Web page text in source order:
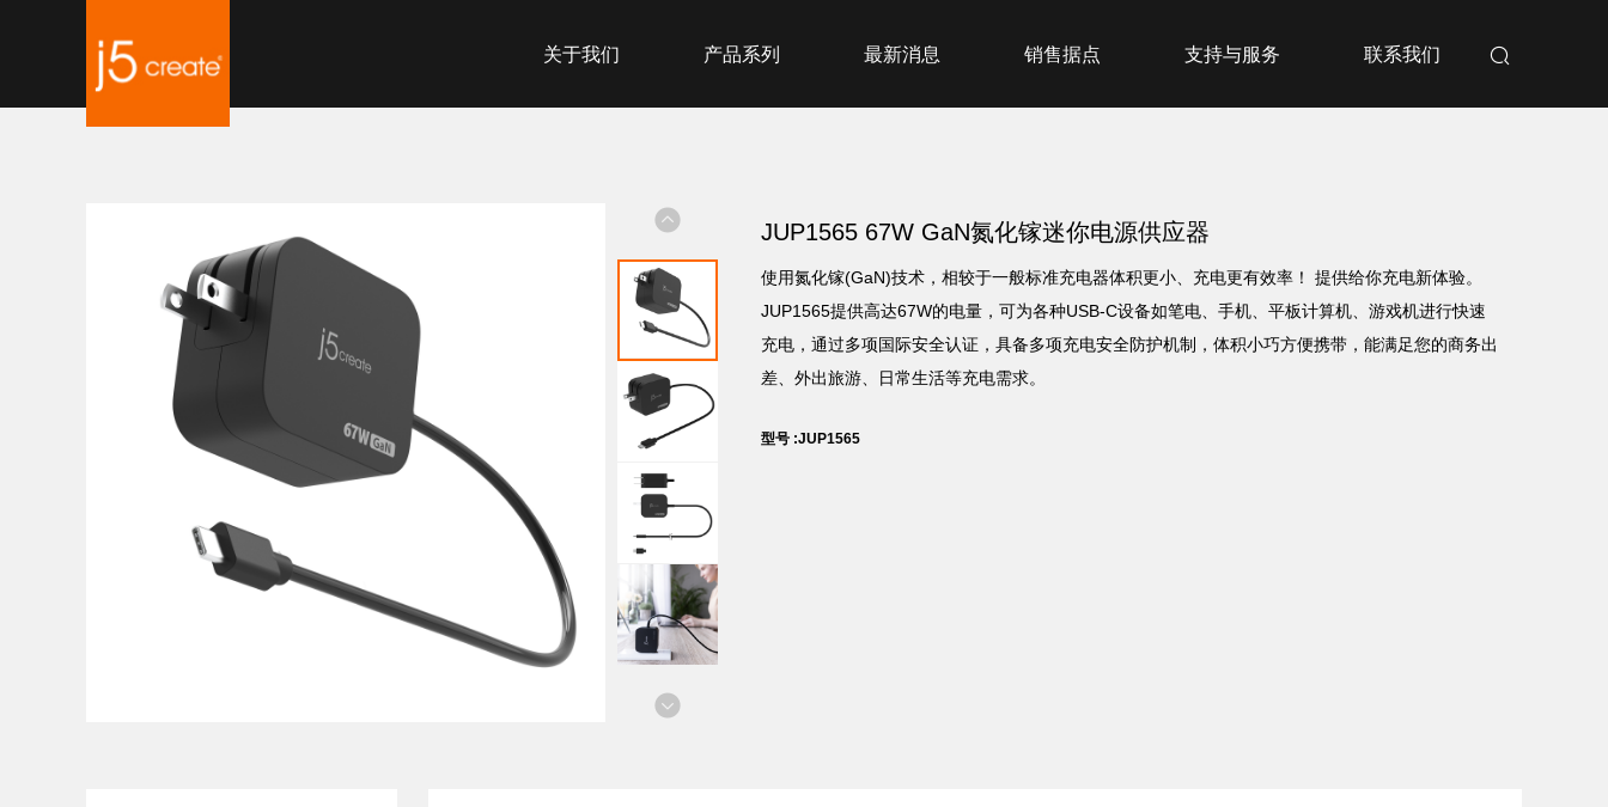
关于我们 产品系列 最新消息 销售据点 支持与服务 联系我们
JUP1565 67W GaN氮化镓迷你电源供应器
使用氮化镓(GaN)技术，相较于一般标准充电器体积更小、充电更有效率！ 提供给你充电新体验。
JUP1565提供高达67W的电量，可为各种USB-C设备如笔电、手机、平板计算机、游戏机进行快速
充电，通过多项国际安全认证，具备多项充电安全防护机制，体积小巧方便携带，能满足您的商务出
差、外出旅游、日常生活等充电需求。
型号 :JUP1565